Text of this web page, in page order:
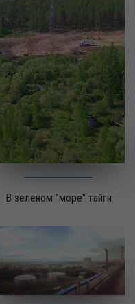
В зеленом "море" тайги